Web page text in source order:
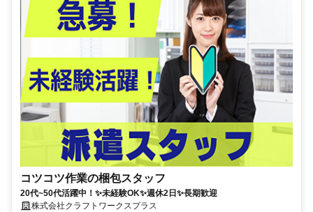
コツコツ作業の梱包スタッフ
20代~50代活躍中！✨️未経験OK✨️週休2日✨️長期歓迎
株式会社クラフトワークスプラス